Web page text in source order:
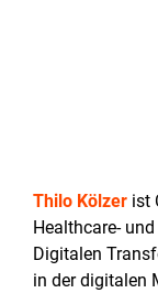
Thilo Kölzer ist
Healthcare-
Digitalen
in der digitalen